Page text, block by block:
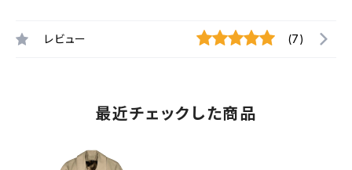
レビュー (7)
最近チェックした商品